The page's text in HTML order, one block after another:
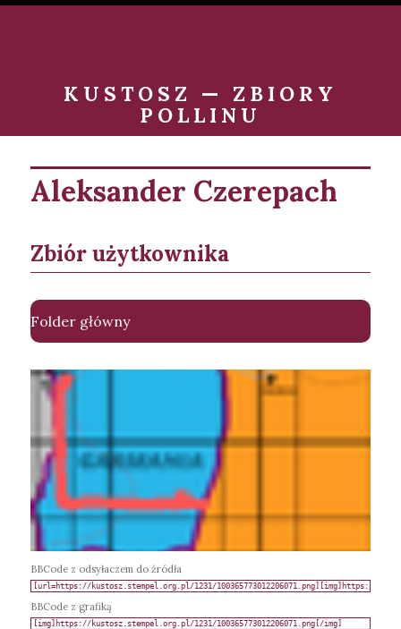
KUSTOSZ — ZBIORY
POLLINU
Aleksander Czerepach
Zbiór użytkownika
Folder główny
BBCode z odsyłaczem do źródła
BBCode z grafiką